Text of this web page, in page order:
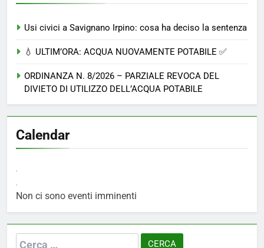
Usi civici a Savignano Irpino: cosa ha deciso la sentenza
💧 ULTIM’ORA: ACQUA NUOVAMENTE POTABILE ✅
ORDINANZA N. 8/2026 – PARZIALE REVOCA DEL
DIVIETO DI UTILIZZO DELL’ACQUA POTABILE
Calendar
Non ci sono eventi imminenti
Ricerca